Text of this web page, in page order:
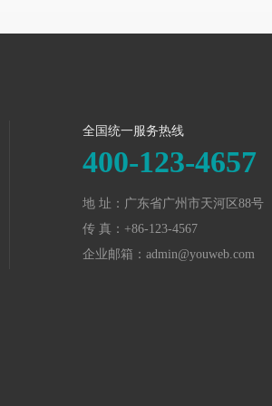
全国统一服务热线
400-123-4657
地 址：广东省广州市天河区88号
传 真：+86-123-4567
企业邮箱：admin@youweb.com